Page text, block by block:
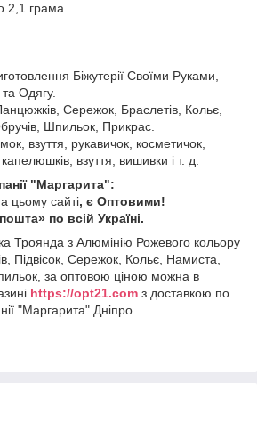
2,1 грама
Біжутерії Своїми Руками,
Одягу.
Сережок, Браслетів, Кольє,
Шпильок, Прикрас.
взуття, рукавичок, косметичок,
взуття, вишивки і т. д.
"Маргарита":
цьому сайті, є Оптовими!
по всій Україні.
Троянда з Алюмінію Рожевого кольору
Підвісок, Сережок, Кольє, Намиста,
за оптовою ціною можна в
https://opt21.com з доставкою по
"Маргарита" Дніпро..